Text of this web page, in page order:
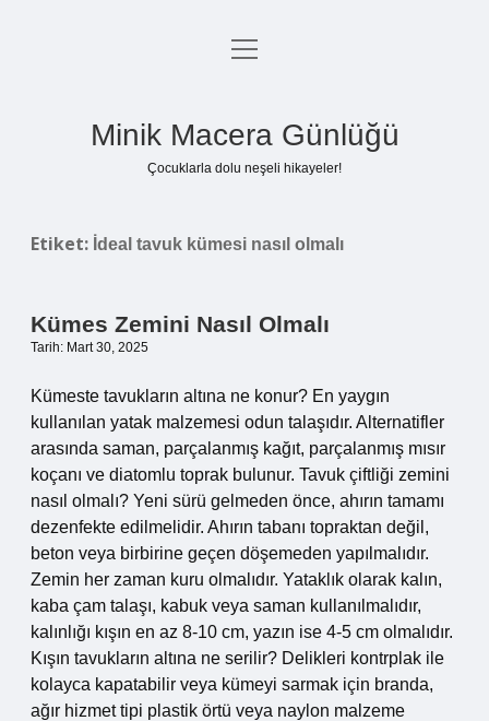
Anasayfa
menüyü
Minik Macera Günlüğü
Çocuklarla dolu neşeli hikayeler!
Etiket: İdeal tavuk kümesi nasıl olmalı
Kümes Zemini Nasıl Olmalı
Tarih: Mart 30, 2025
Kümeste tavukların altına ne konur? En yaygın
kullanılan yatak malzemesi odun talaşıdır. Alternatifler
arasında saman, parçalanmış kağıt, parçalanmış mısır
koçanı ve diatomlu toprak bulunur. Tavuk çiftliği zemini
nasıl olmalı? Yeni sürü gelmeden önce, ahırın tamamı
dezenfekte edilmelidir. Ahırın tabanı topraktan değil,
beton veya birbirine geçen döşemeden yapılmalıdır.
Zemin her zaman kuru olmalıdır. Yataklık olarak kalın,
kaba çam talaşı, kabuk veya saman kullanılmalıdır,
kalınlığı kışın en az 8-10 cm, yazın ise 4-5 cm olmalıdır.
Kışın tavukların altına ne serilir? Delikleri kontrplak ile
kolayca kapatabilir veya kümeyi sarmak için branda,
ağır hizmet tipi plastik örtü veya naylon malzeme